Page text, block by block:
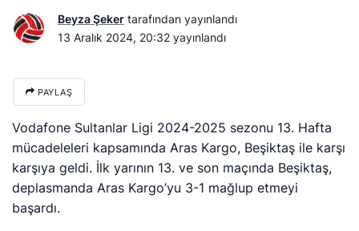
Beyza Şeker tarafından yayınlandı
13 Aralık 2024, 20:32 yayınlandı
PAYLAŞ
Vodafone Sultanlar Ligi 2024-2025 sezonu 13. Hafta
mücadeleleri kapsamında Aras Kargo, Beşiktaş ile karşı
karşıya geldi. İlk yarının 13. ve son maçında Beşiktaş,
deplasmanda Aras Kargo’yu 3-1 mağlup etmeyi
başardı.